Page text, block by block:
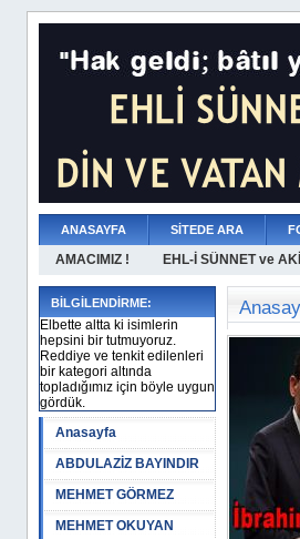
ANASAYFA SİTEDE ARA
AMACIMIZ ! EHL-İ SÜNNET ve
BİLGİLENDİRME:
Elbette altta ki isimlerin
hepsini bir tutmuyoruz.
Reddiye ve tenkit edilenleri
bir kategori altında
topladığımız için böyle uygun
gördük.
Anasayfa
ABDULAZİZ BAYINDIR
MEHMET GÖRMEZ
MEHMET OKUYAN